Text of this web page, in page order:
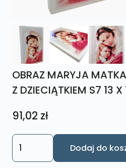
OBRAZ MARYJA
Z DZIECIĄTKIEM S7 13
91,02 zł
ilość
OBRAZ
Dodaj do